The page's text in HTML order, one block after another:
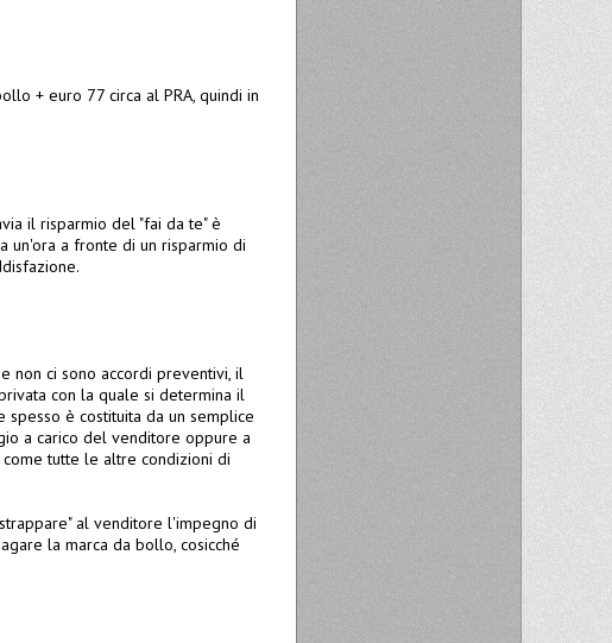
+ euro 77 circa al PRA, quindi in
il risparmio del "fai da te" è
un'ora a fronte di un risparmio di
non ci sono accordi preventivi, il
con la quale si determina il
è costituita da un semplice
a carico del venditore oppure a
tutte le altre condizioni di
al venditore l'impegno di
la marca da bollo, cosicché